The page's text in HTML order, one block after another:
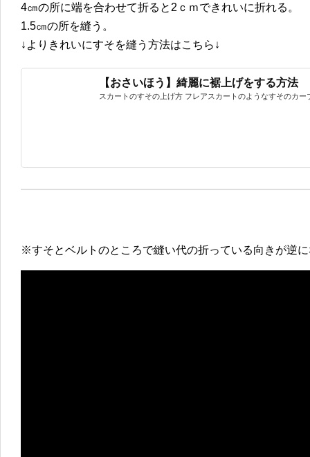
4㎝の所に端を合わせて折ると2ｃｍできれいに折れる。
1.5㎝の所を縫う。
↓よりきれいにすそを縫う方法はこちら↓
【おさいほう】綺麗に裾上げをする方法
スカートのすその上げ方 フレアスカートのようなすそのカ
※すそとベルトのところで縫い代の折っている向きが逆